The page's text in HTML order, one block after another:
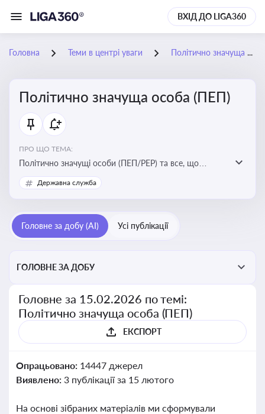
ВХІД ДО LIGA360
Головна Теми в центрі уваги Політично значуща особа (ПЕП)
Політично значуща особа (ПЕП)
ПРО ЩО ТЕМА:
Політично значущі особи (ПЕП/PEP) та все, що
стосується їх статусу
Державна служба
Головне за добу (AI) Усі публікації
ГОЛОВНЕ ЗА ДОБУ
Головне за 15.02.2026 по темі:
Політично значуща особа (ПЕП)
ЕКСПОРТ
Опрацьовано: 14447 джерел
Виявлено: 3 публікації за 15 лютого
На основі зібраних матеріалів ми сформували